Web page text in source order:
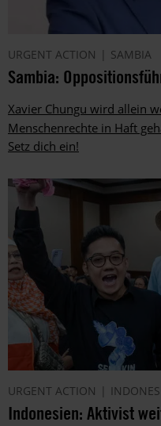
URGENT ACTION SAMBIA
Sambia:
Xavier Chungu wird allein
Menschenrechte in Haft
Setz dich ein!
URGENT ACTION
Indonesien: Aktivist